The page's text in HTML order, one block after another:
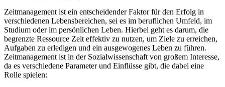
Zeitmanagement ist ein entscheidender Faktor für den Erfolg in
verschiedenen Lebensbereichen, sei es im beruflichen Umfeld, im
Studium oder im persönlichen Leben. Hierbei geht es darum, die
begrenzte Ressource Zeit effektiv zu nutzen, um Ziele zu erreichen,
Aufgaben zu erledigen und ein ausgewogenes Leben zu führen.
Zeitmanagement ist in der Sozialwissenschaft von großem Interesse,
da es verschiedene Parameter und Einflüsse gibt, die dabei eine
Rolle spielen: